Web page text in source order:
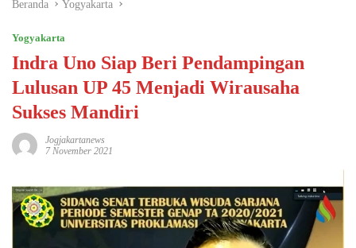
Beranda Yogyakarta
Yogyakarta
Indra Uno Siap Beri Pendampingan
Lulusan UP 45 Menjadi Wirausaha
Sukses Mandiri
Jogjakartanews
7 November 2021